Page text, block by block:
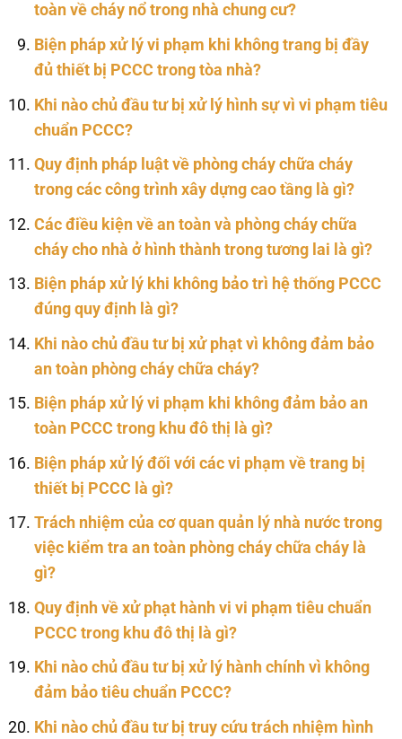
toàn về cháy nổ trong nhà chung cư?
Biện pháp xử lý vi phạm khi không trang bị đầy
đủ thiết bị PCCC trong tòa nhà?
Khi nào chủ đầu tư bị xử lý hình sự vì vi phạm tiêu
chuẩn PCCC?
Quy định pháp luật về phòng cháy chữa cháy
trong các công trình xây dựng cao tầng là gì?
Các điều kiện về an toàn và phòng cháy chữa
cháy cho nhà ở hình thành trong tương lai là gì?
Biện pháp xử lý khi không bảo trì hệ thống PCCC
đúng quy định là gì?
Khi nào chủ đầu tư bị xử phạt vì không đảm bảo
an toàn phòng cháy chữa cháy?
Biện pháp xử lý vi phạm khi không đảm bảo an
toàn PCCC trong khu đô thị là gì?
Biện pháp xử lý đối với các vi phạm về trang bị
thiết bị PCCC là gì?
Trách nhiệm của cơ quan quản lý nhà nước trong
việc kiểm tra an toàn phòng cháy chữa cháy là
gì?
Quy định về xử phạt hành vi vi phạm tiêu chuẩn
PCCC trong khu đô thị là gì?
Khi nào chủ đầu tư bị xử lý hành chính vì không
đảm bảo tiêu chuẩn PCCC?
Khi nào chủ đầu tư bị truy cứu trách nhiệm hình